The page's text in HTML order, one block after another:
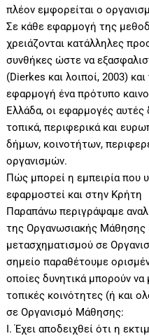
πλέον εμφορείται ο
Σε κάθε εφαρμογή της
χρειάζονται κατάλληλες
συνθήκες ώστε να
(Dierkes και λοιποί, 2003)
εφαρμογή ένα πρότυπο
Ελλάδα, οι εφαρμογές αυτές
τοπικά, περιφερικά και
δήμων, κοινοτήτων,
οργανισμών.
Πώς μπορεί η εμπειρία που
εφαρμοστεί και στην Κρήτη
Παραπάνω περιγράψαμε
της Οργανωσιακής Μάθησης
μετασχηματισμού σε
σημείο παραθέτουμε
οποίες δυνητικά μπορούν
τοπικές κοινότητες (ή και
σε Οργανισμό Μάθησης:
Ι. Έχει αποδειχθεί ότι η